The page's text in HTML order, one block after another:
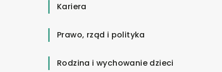
Kariera
Prawo, rząd i polityka
Rodzina i wychowanie dzieci